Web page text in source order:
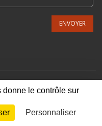
ENVOYER
CONNEXION
le contrôle sur
Personnaliser